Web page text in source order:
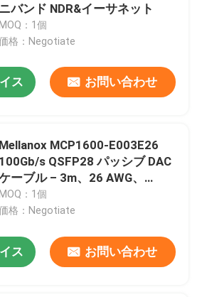
ニバンド NDR&イーサネット
：1個
格：Negotiate
ス お問い合わせ
Mellanox MCP1600-E003E26
100Gb/s QSFP28 パッシブ DAC
ーブル – 3m、26 AWG、
EDR & 100GbE 互換
MOQ：1個
格：Negotiate
ス お問い合わせ